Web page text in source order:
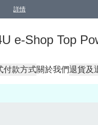
詳情
e-Shop Top
付款方式關於我們退貨及